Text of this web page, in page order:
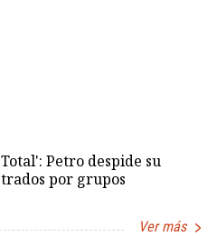
Petro despide su
por grupos
Ver más